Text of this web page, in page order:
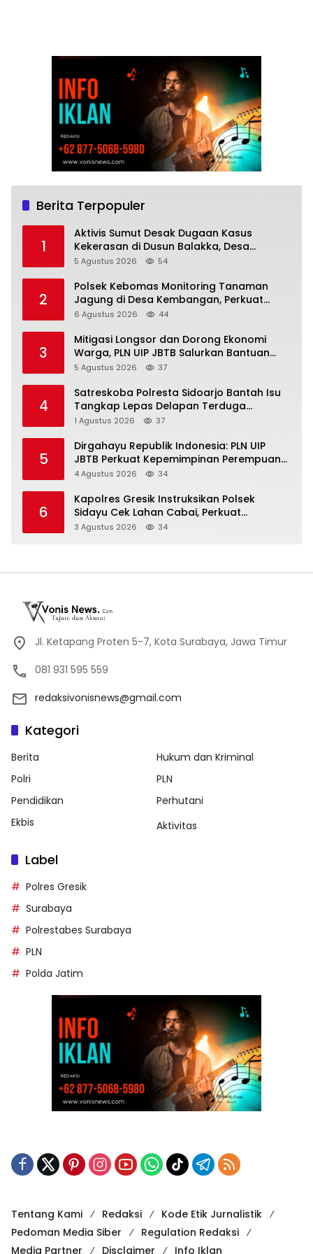
Berita Terpopuler
1
Aktivis Sumut Desak Dugaan Kasus
Kekerasan di Dusun Balakka, Desa
Gunung Malintang Diusut Tuntas
5 Agustus 2026 54
2
Polsek Kebomas Monitoring Tanaman
Jagung di Desa Kembangan, Perkuat
Dukungan Ketahanan Pangan Nasional
6 Agustus 2026 44
3
Mitigasi Longsor dan Dorong Ekonomi
Warga, PLN UIP JBTB Salurkan Bantuan
Konservasi 4.000 Pohon Aren Genjah Asal
5 Agustus 2026 37
4
Satreskoba Polresta Sidoarjo Bantah Isu
Tangkap Lepas Delapan Terduga
Penyalahgunaan Narkoba di Porong
1 Agustus 2026 37
5
Dirgahayu Republik Indonesia: PLN UIP
JBTB Perkuat Kepemimpinan Perempuan
melalui Srikandi Movement 2026
4 Agustus 2026 34
6
Kapolres Gresik Instruksikan Polsek
Sidayu Cek Lahan Cabai, Perkuat
Ketahanan Pangan dan Stabilitas Harga
3 Agustus 2026 34
Jl. Ketapang Proten 5-7, Kota Surabaya, Jawa Timur
081 931 595 559
redaksivonisnews@gmail.com
Kategori
Berita
Hukum dan Kriminal
Polri
PLN
Pendidikan
Perhutani
Ekbis
Aktivitas
Label
Polres Gresik
Surabaya
Polrestabes Surabaya
PLN
Polda Jatim
Tentang Kami Redaksi
Kode Etik Jurnalistik
Pedoman Media Siber
Regulation Redaksi
Media Partner
Disclaimer Info Iklan